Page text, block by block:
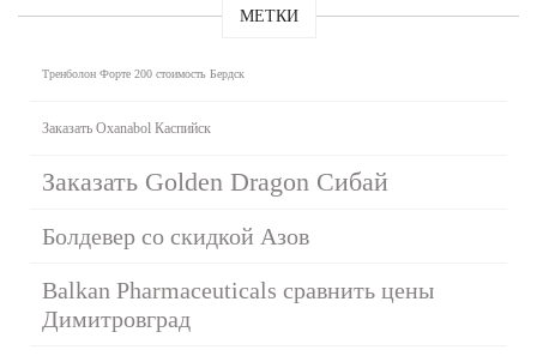
МЕТКИ
Тренболон Форте 200 стоимость Бердск
Заказать Oxanabol Каспийск
Заказать Golden Dragon Сибай
Болдевер со скидкой Азов
Balkan Pharmaceuticals сравнить цены
Димитровград